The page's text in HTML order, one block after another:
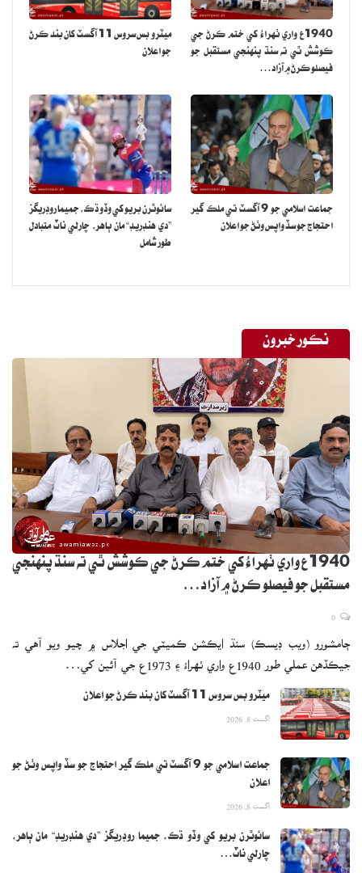
1940ع واري ٺهراءُ کي ختم ڪرڻ جي
ڪوشش ٿي ته سنڌ پنهنجي مستقبل جو
فيصلو ڪرڻ ۾ آزاد…
ميٽرو بس سروس 11 آگسٽ کان بند ڪرڻ
جو اعلان
جماعت اسلامي جو 9 آگسٽ تي ملڪ گير
احتجاج جو سڏ واپس وٺڻ جو اعلان
سائوٿرن بريو کي وڏو ڌڪ، جميما روڊريگز
”دي هنڊريڊ“ مان ٻاهر، چارلي ناٽ متبادل
طور شامل
نڪور خبرون
1940ع واري ٺهراءُ کي ختم ڪرڻ جي ڪوشش ٿي ته سنڌ پنهنجي
مستقبل جو فيصلو ڪرڻ ۾ آزاد…
ڄامشورو (ويب ڊيسڪ) سنڌ ايڪشن ڪميٽي جي اجلاس ۾ چيو ويو آهي ته
جيڪڏهن عملي طور 1940ع واري ٺهراءُ ۽ 1973ع جي آئين کي…
ميٽرو بس سروس 11 آگسٽ کان بند ڪرڻ جو اعلان
اگست 8, 2026
جماعت اسلامي جو 9 آگسٽ تي ملڪ گير احتجاج جو سڏ واپس وٺڻ جو
اعلان
اگست 8, 2026
سائوٿرن بريو کي وڏو ڌڪ، جميما روڊريگز ”دي هنڊريڊ“ مان ٻاهر،
چارلي ناٽ…